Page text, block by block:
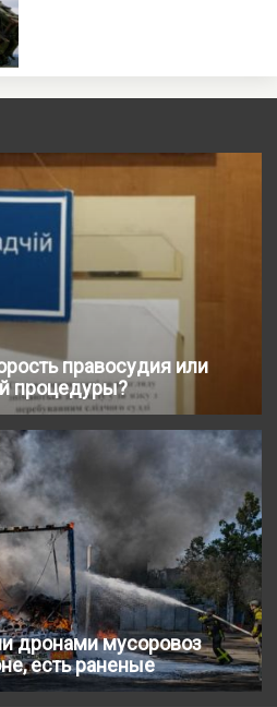
правосудия или
процедуры?
дронами мусоровоз
есть раненые